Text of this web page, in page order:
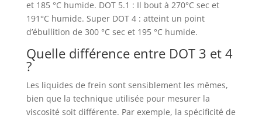
et 185 °C humide. DOT 5.1 : Il bout à 270°C sec et
191°C humide. Super DOT 4 : atteint un point
d’ébullition de 300 °C sec et 195 °C humide.
Quelle différence entre DOT 3 et 4
?
Les liquides de frein sont sensiblement les mêmes,
bien que la technique utilisée pour mesurer la
viscosité soit différente. Par exemple, la spécificité de